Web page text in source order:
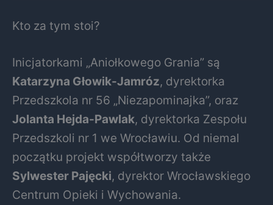
Kto za tym stoi?
Inicjatorkami „Aniołkowego Grania” są
Katarzyna Głowik-Jamróz, dyrektorka
Przedszkola nr 56 „Niezapominajka”, oraz
Jolanta Hejda-Pawlak, dyrektorka Zespołu
Przedszkoli nr 1 we Wrocławiu. Od niemal
początku projekt współtworzy także
Sylwester Pajęcki, dyrektor Wrocławskiego
Centrum Opieki i Wychowania.